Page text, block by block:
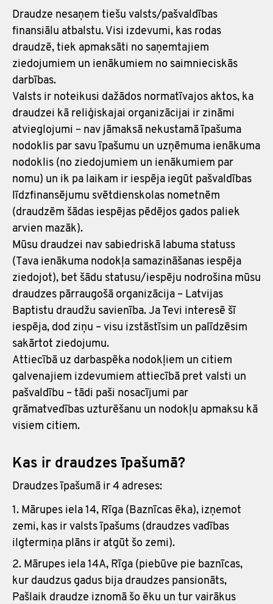
Draudze nesaņem tiešu valsts/pašvaldības
finansiālu atbalstu. Visi izdevumi, kas rodas
draudzē, tiek apmaksāti no saņemtajiem
ziedojumiem un ienākumiem no saimnieciskās
darbības.
Valsts ir noteikusi dažādos normatīvajos aktos, ka
draudzei kā reliģiskajai organizācijai ir zināmi
atvieglojumi – nav jāmaksā nekustamā īpašuma
nodoklis par savu īpašumu un uzņēmuma ienākuma
nodoklis (no ziedojumiem un ienākumiem par
nomu) un ik pa laikam ir iespēja iegūt pašvaldības
līdzfinansējumu svētdienskolas nometnēm
(draudzēm šādas iespējas pēdējos gados paliek
arvien mazāk).
Mūsu draudzei nav sabiedriskā labuma statuss
(Tava ienākuma nodokļa samazināšanas iespēja
ziedojot), bet šādu statusu/iespēju nodrošina mūsu
draudzes pārraugošā organizācija – Latvijas
Baptistu draudžu savienība. Ja Tevi interesē šī
iespēja, dod ziņu – visu izstāstīsim un palīdzēsim
sakārtot ziedojumu.
Attiecībā uz darbaspēka nodokļiem un citiem
galvenajiem izdevumiem attiecībā pret valsti un
pašvaldību – tādi paši nosacījumi par
grāmatvedības uzturēšanu un nodokļu apmaksu kā
visiem citiem.
Kas ir draudzes īpašumā?
Draudzes īpašumā ir 4 adreses:
Mārupes iela 14, Rīga (Baznīcas ēka), izņemot
zemi, kas ir valsts īpašums (draudzes vadības
ilgtermiņa plāns ir atgūt šo zemi).
Mārupes iela 14A, Rīga (piebūve pie baznīcas,
kur daudzus gadus bija draudzes pansionāts,
Pašlaik draudze iznomā šo ēku un tur vairākus